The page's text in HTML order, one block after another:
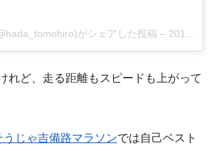
がシェアした投稿 – 2017 7月 8 7:55午後 PDT
れど、走る距離もスピードも上がって
うじゃ吉備路マラソンでは自己ベスト